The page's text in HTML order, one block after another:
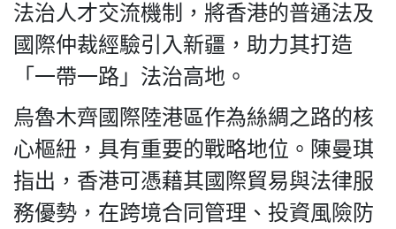
責
聲
明
©
Silent
Majority
For
HK.
All
rights
法治人才交流機制，將香港的普通法及
國際仲裁經驗引入新疆，助力其打造
「一帶一路」法治高地。
烏魯木齊國際陸港區作為絲綢之路的核
心樞紐，具有重要的戰略地位。陳曼琪
指出，香港可憑藉其國際貿易與法律服
務優勢，在跨境合同管理、投資風險防